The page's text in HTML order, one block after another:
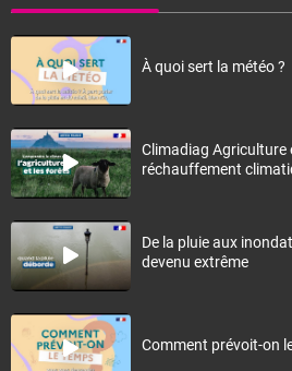
À quoi sert la météo ?
Climadiag Agriculture
réchauffement
De la pluie aux
devenu extrême
Comment prévoit-on